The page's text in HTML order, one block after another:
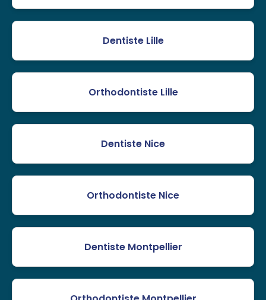
Dentiste Lille
Orthodontiste Lille
Dentiste Nice
Orthodontiste Nice
Dentiste Montpellier